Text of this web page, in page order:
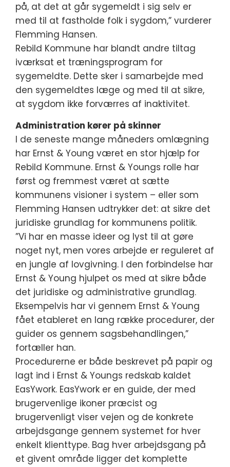
på, at det at går sygemeldt i sig selv er
med til at fastholde folk i sygdom,” vurderer
Flemming Hansen.
Rebild Kommune har blandt andre tiltag
iværksat et træningsprogram for
sygemeldte. Dette sker i samarbejde med
den sygemeldtes læge og med til at sikre,
at sygdom ikke forværres af inaktivitet.
Administration kører på skinner
I de seneste mange måneders omlægning
har Ernst & Young været en stor hjælp for
Rebild Kommune. Ernst & Youngs rolle har
først og fremmest været at sætte
kommunens visioner i system – eller som
Flemming Hansen udtrykker det: at sikre det
juridiske grundlag for kommunens politik.
”Vi har en masse ideer og lyst til at gøre
noget nyt, men vores arbejde er reguleret af
en jungle af lovgivning. I den forbindelse har
Ernst & Young hjulpet os med at sikre både
det juridiske og administrative grundlag.
Eksempelvis har vi gennem Ernst & Young
fået etableret en lang række procedurer, der
guider os gennem sagsbehandlingen,”
fortæller han.
Procedurerne er både beskrevet på papir og
lagt ind i Ernst & Youngs redskab kaldet
EasYwork. EasYwork er en guide, der med
brugervenlige ikoner præcist og
brugervenligt viser vejen og de konkrete
arbejdsgange gennem systemet for hver
enkelt klienttype. Bag hver arbejdsgang på
et givent område ligger det komplette